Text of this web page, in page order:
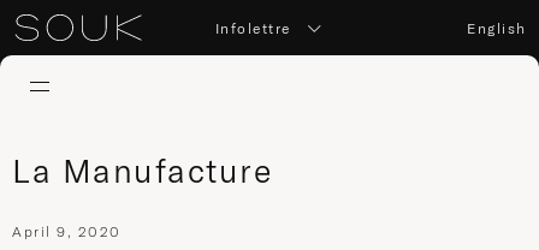
Infolettre English
La Manufacture
April 9, 2020